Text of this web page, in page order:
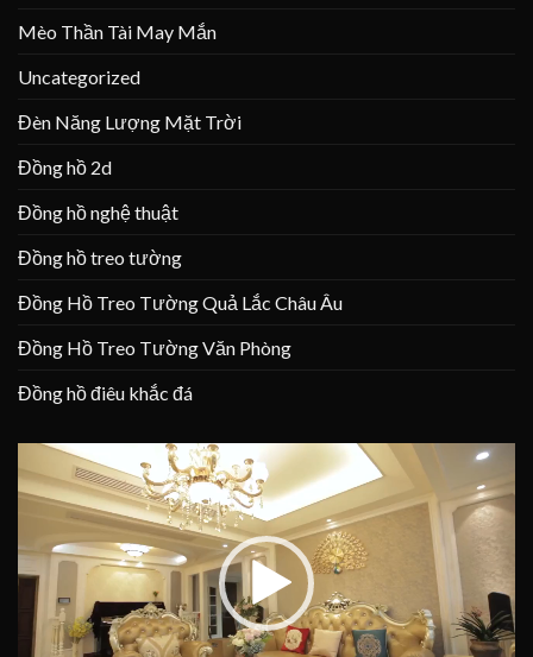
Mèo Thần Tài May Mắn
Uncategorized
Đèn Năng Lượng Mặt Trời
Đồng hồ 2d
Đồng hồ nghệ thuật
Đồng hồ treo tường
Đồng Hồ Treo Tường Quả Lắc Châu Âu
Đồng Hồ Treo Tường Văn Phòng
Đồng hồ điêu khắc đá
chơi